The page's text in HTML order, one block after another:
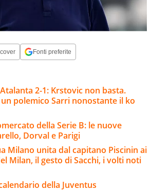
Fonti preferite
2-1: Krstovic non basta.
polemico Sarri nonostante il ko
della Serie B: le nuove
Dorval e Parigi
Milano unita dal capitano Piscinin ai
Milan, il gesto di Sacchi, i volti noti
della Juventus